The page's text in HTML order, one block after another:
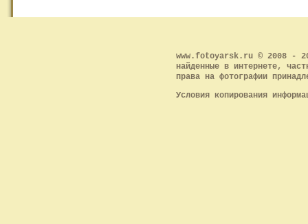
www.fotoyarsk.ru © 2008 -
найденные в интернете,
права на фотографии
Условия копирования